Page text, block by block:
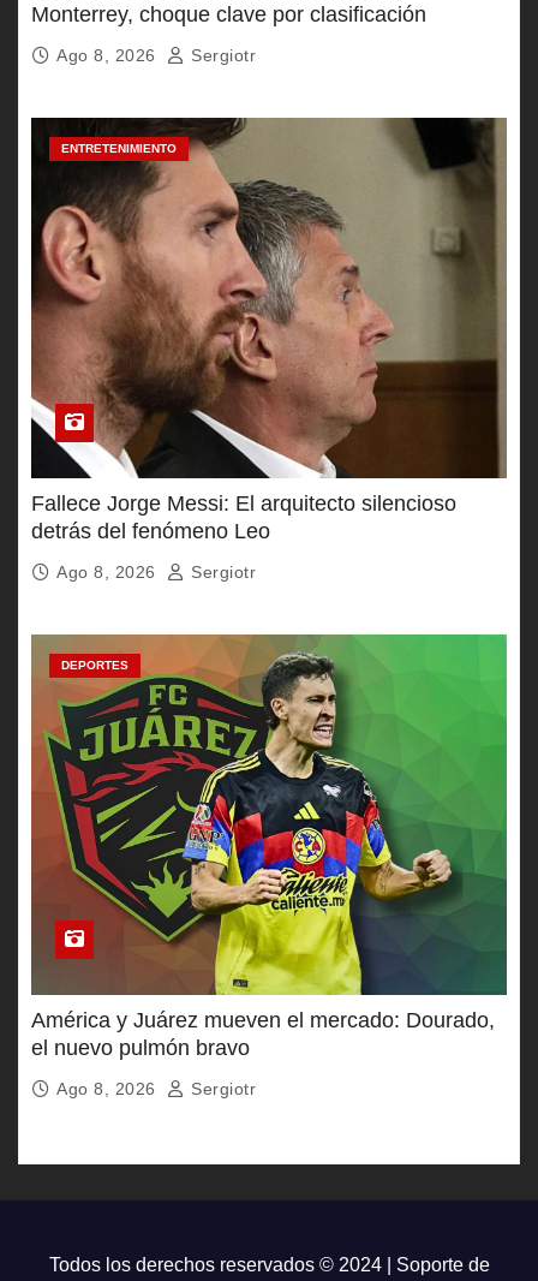
Monterrey, choque clave por clasificación
Ago 8, 2026 Sergiotr
ENTRETENIMIENTO
Fallece Jorge Messi: El arquitecto silencioso
detrás del fenómeno Leo
Ago 8, 2026 Sergiotr
DEPORTES
América y Juárez mueven el mercado: Dourado,
el nuevo pulmón bravo
Ago 8, 2026 Sergiotr
Todos los derechos reservados © 2024 | Soporte de